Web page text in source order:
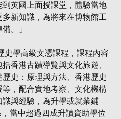
英國上面授課堂，體驗當地
新知識，為將來在博物館工
。」
史學高級文憑課程，課程內容
香港古蹟導覽與文化旅遊、
史：原理與方法、香港歷史
，配合實地考察、文化機構
與經驗，為升學或就業鋪
當中超過四成升讀資助學位